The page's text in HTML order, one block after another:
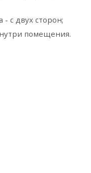
- с двух сторон;
помещения.